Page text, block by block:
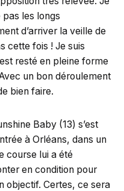
pas les longs
d’arriver la veille de
cette fois ! Je suis
resté en pleine forme
un bon déroulement
bien faire.
Baby (13) s’est
à Orléans, dans un
course lui a été
en condition pour
objectif. Certes, ce sera